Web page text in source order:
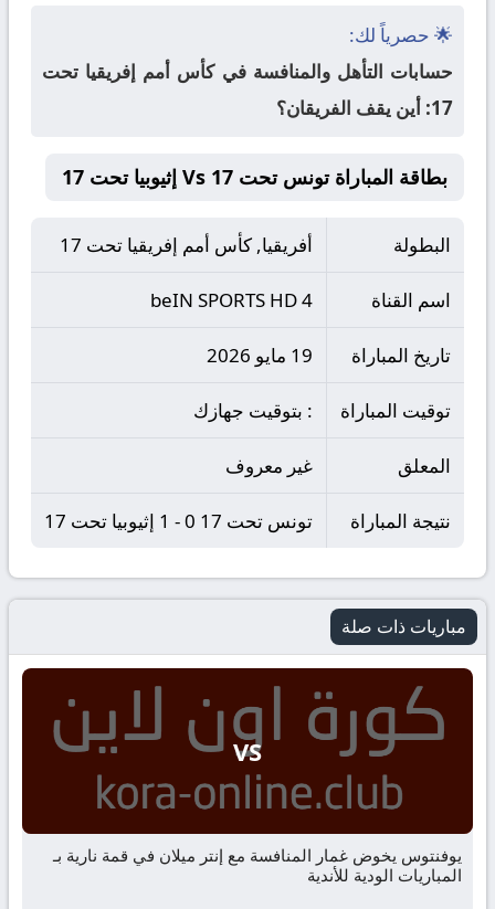
🌟 حصرياً لك:
حسابات التأهل والمنافسة في كأس أمم إفريقيا تحت
17: أين يقف الفريقان؟
بطاقة المباراة تونس تحت 17 Vs إثيوبيا تحت 17
البطولة أفريقيا, كأس أمم إفريقيا تحت 17
اسم القناة beIN SPORTS HD 4
تاريخ المباراة 19 مايو 2026
توقيت المباراة : بتوقيت جهازك
المعلق غير معروف
نتيجة المباراة تونس تحت 17 0 - 1 إثيوبيا تحت 17
مباريات ذات صلة
VS
يوفنتوس يخوض غمار المنافسة مع إنتر ميلان في قمة نارية بـ
المباريات الودية للأندية